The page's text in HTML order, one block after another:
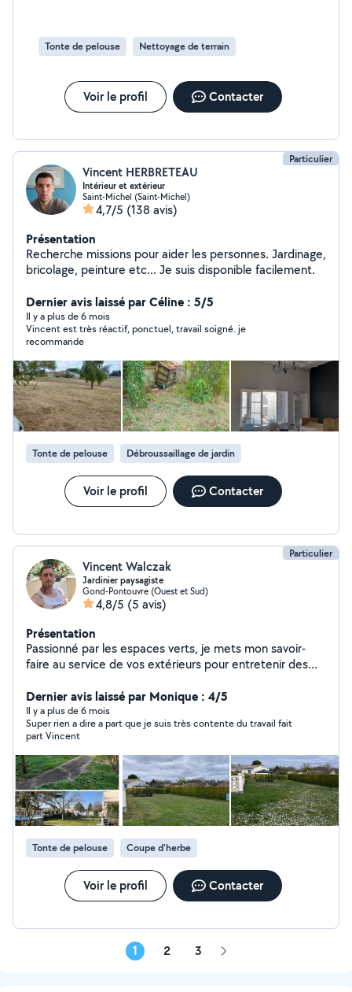
Tonte de pelouse Nettoyage de terrain
Voir le profil Contacter
Particulier
Vincent HERBRETEAU
Intérieur et extérieur
Saint-Michel (Saint-Michel)
4,7/5 (138 avis)
Présentation
Recherche missions pour aider les personnes. Jardinage,
bricolage, peinture etc... Je suis disponible facilement.
Dernier avis laissé par Céline : 5/5
Il y a plus de 6 mois
Vincent est très réactif, ponctuel, travail soigné. je
recommande
Tonte de pelouse Débroussaillage de jardin
Voir le profil Contacter
Particulier
Vincent Walczak
Jardinier paysagiste
Gond-Pontouvre (Ouest et Sud)
4,8/5 (5 avis)
Présentation
Passionné par les espaces verts, je mets mon savoir-
faire au service de vos extérieurs pour entretenir des
à l'écoute, j'interviens pour l'entretien,et la remise en
état de vos espaces verts. Que vous manquiez de
temps ou que vous souhaitiez simplement un résultat
professionnel, je vous propose des prestations soignées
à des tarifs justes. Entretien régulier ou ponctuel Taille,
tonte, débroussaillage, élagage conseils personnalisés
Basé en Charente, je me déplace autour d'Angoulême
et ses environ
Dernier avis laissé par Monique : 4/5
Il y a plus de 6 mois
Super rien a dire a part que je suis très contente du travail fait
part Vincent
Tonte de pelouse Coupe d'herbe
Voir le profil Contacter
1 2 3 Page